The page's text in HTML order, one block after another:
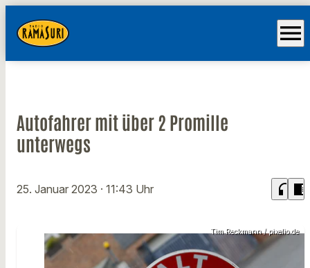
menu
Autofahrer mit über 2 Promille
unterwegs
25. Januar 2023 · 11:43 Uhr headphones chrome_reader_mode
Tim Reckmann / pixelio.de